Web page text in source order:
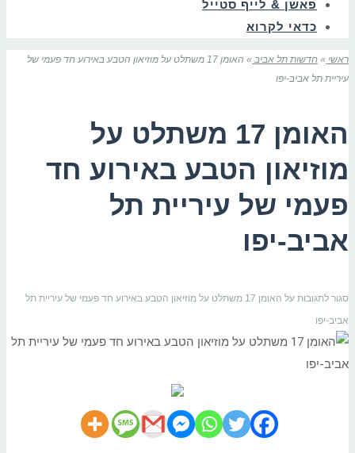
פאשן & לייף סטייל
כדאי לקרוא
ראשי » חדשות תל אביב »
האומן 17 משתלט על מוזיאון הטבע באירוע חד פעמי של
עיריית תל אביב-יפו
האומן 17 משתלט על
מוזיאון הטבע באירוע חד
פעמי של עיריית תל
אביב-יפו
סגור לתגובות
על האומן 17 משתלט על מוזיאון הטבע באירוע חד פעמי של עיריית תל
אביב-יפו